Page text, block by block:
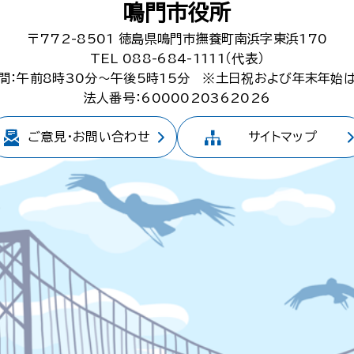
鳴門市役所
〒772-8501
徳島県鳴門市撫養町南浜字東浜170
TEL 088-684-1111（代表）
：午前8時30分～午後5時15分
※土日祝および年末年始
法人番号：6000020362026
ご意見・お問い合わせ サイトマップ